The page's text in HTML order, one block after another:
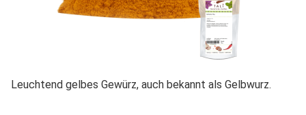
Leuchtend gelbes Gewürz, auch bekannt als Gelbwurz.